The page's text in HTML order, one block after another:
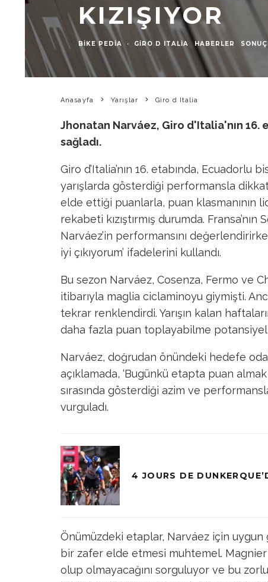
KIZIŞIYOR
BIKE PEDIA · GIRO D ITALIA HABERLER
Anasayfa Yarışlar Giro d Italia
Jhonatan Narváez, Giro d'Italia'nın 16.
sağladı.
Giro d’Italia’nın 16. etabında, Ecuadorlu
yarışlarda gösterdiği performansla
elde ettiği puanlarla, puan klasmanının
rekabeti kızıştırmış durumda.
Narváez’in performansını
iyi çıkıyorum’ ifadelerini kullandı.
Bu sezon Narváez, Cosenza, Fermo ve
itibarıyla maglia ciclaminoyu giymişti.
tekrar renklendirdi. Yarışın kalan
daha fazla puan toplayabilme
Narváez, doğrudan önündeki hedefe
açıklamada, ‘Bugünkü etapta puan almak
sırasında gösterdiği azim ve
vurguladı.
4 JOURS DE
Önümüzdeki etaplar, Narváez için uygun
bir zafer elde etmesi muhtemel.
olup olmayacağını sorguluyor ve bu